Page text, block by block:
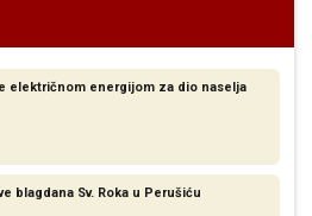
električnom energijom za dio naselja
blagdana Sv. Roka u Perušiću